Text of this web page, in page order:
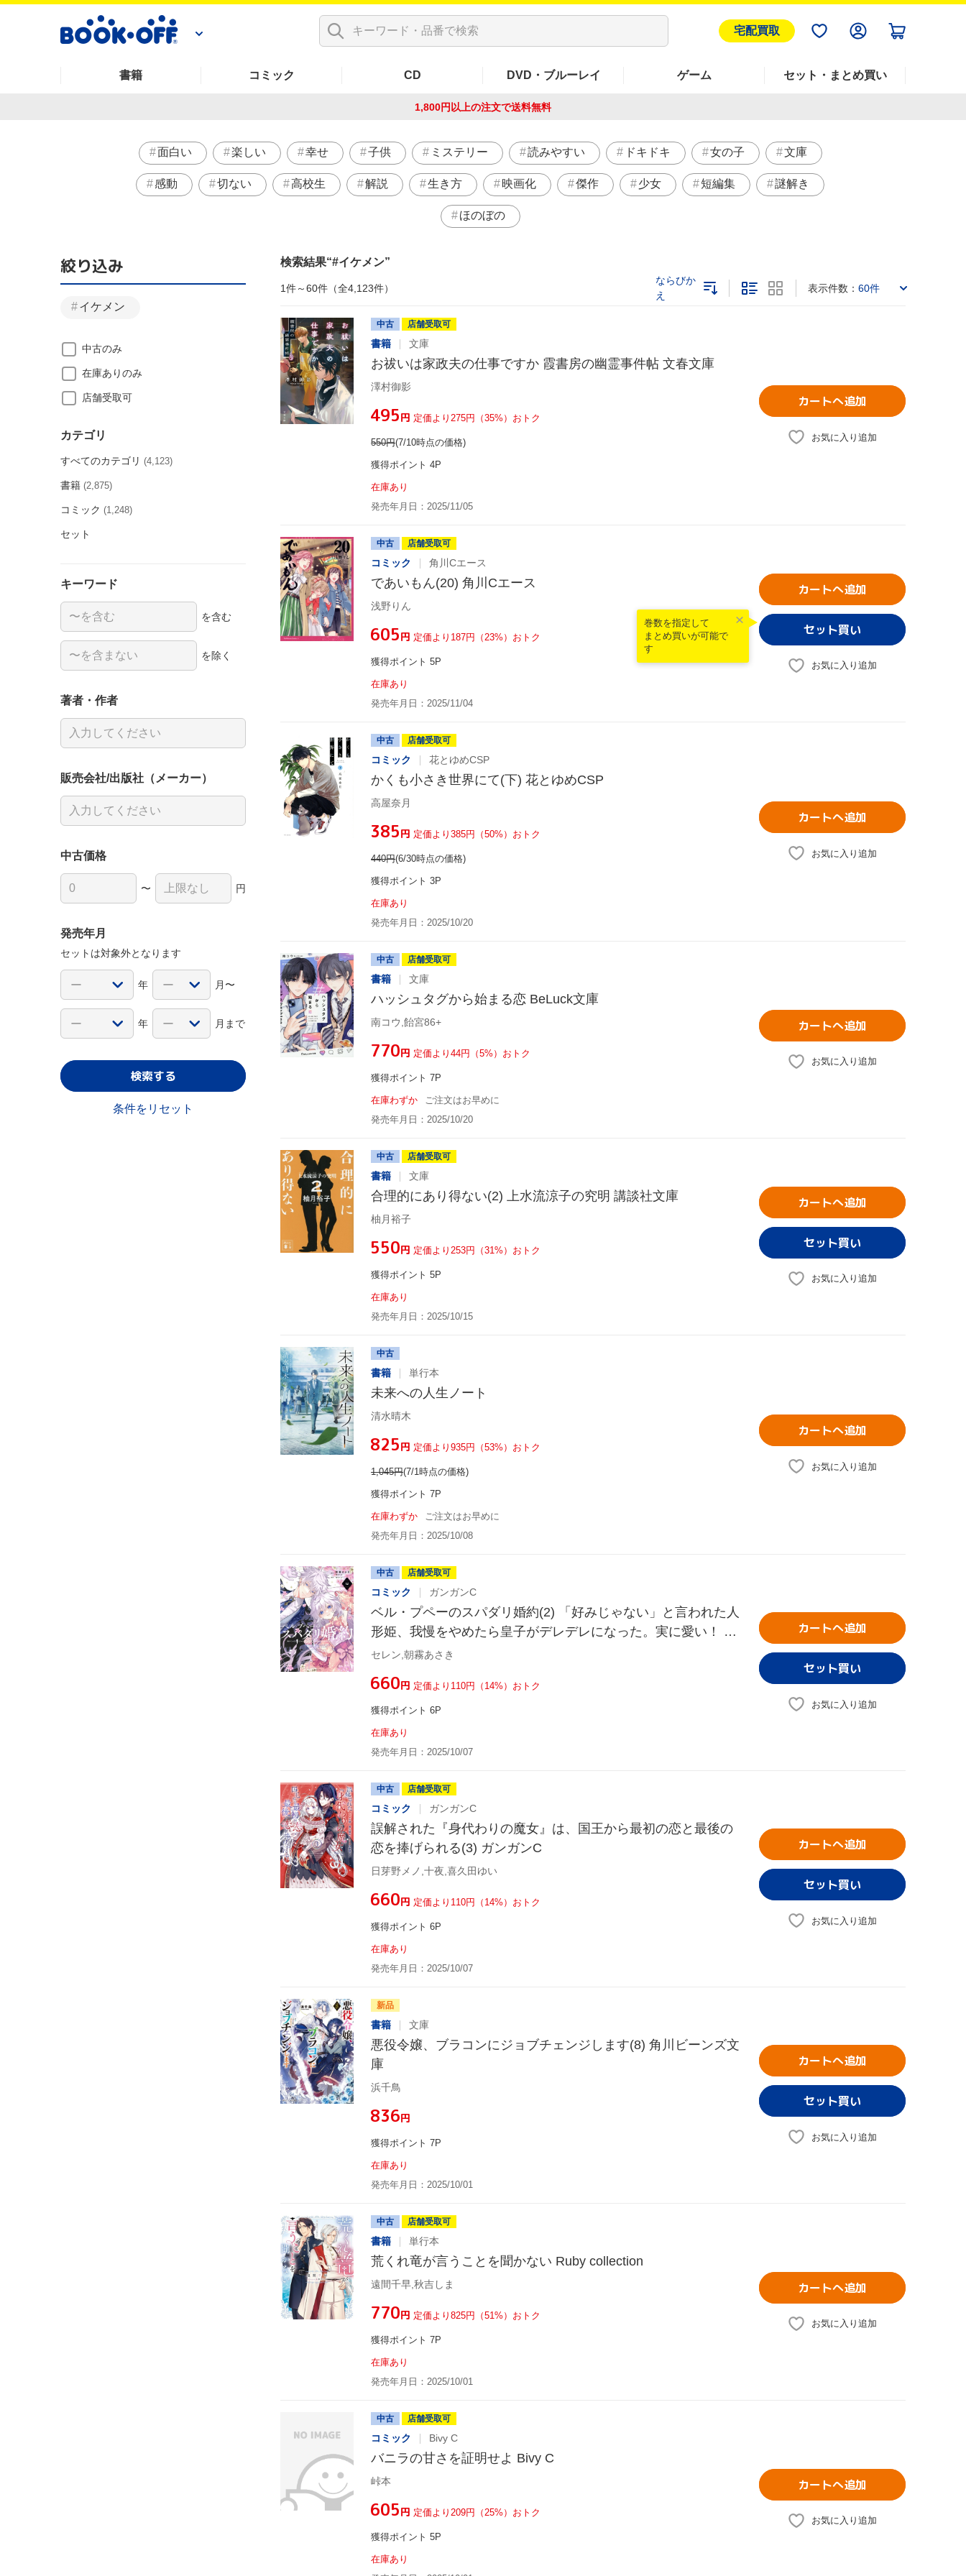
宅配買取
書籍 コミック CD DVD・ブルーレイ ゲーム セット・まとめ買い
1,800円以上の注文で送料無料
面白い 楽しい 幸せ 子供 ミステリー 読みやすい ドキドキ 女の子 文庫
感動 切ない 高校生 解説 生き方 映画化 傑作 少女 短編集 謎解き
ほのぼの
検索結果 #イケメン
1件～60件（全4,123件）
ならびか
え
表示件数： 60件
中古 店舗受取可
書籍 文庫
お祓いは家政夫の仕事ですか 霞書房の幽霊事件帖 文春文庫
澤村御影
¥495円 定価より275円（35%）おトク
550円(7/10時点の価格)
獲得ポイント 4P
在庫あり
発売年月日：2025/11/05
カートへ追加
お気に入り追加
中古 店舗受取可
コミック 角川Cエース
であいもん(20) 角川Cエース
浅野りん
¥605円 定価より187円（23%）おトク
獲得ポイント 5P
在庫あり
発売年月日：2025/11/04
カートへ追加
巻数を指定して
まとめ買いが可能で
す
お気に入り追加
中古 店舗受取可
コミック 花とゆめCSP
かくも小さき世界にて(下) 花とゆめCSP
高屋奈月
¥385円 定価より385円（50%）おトク
440円(6/30時点の価格)
獲得ポイント 3P
在庫あり
発売年月日：2025/10/20
カートへ追加
お気に入り追加
中古 店舗受取可
書籍 文庫
ハッシュタグから始まる恋 BeLuck文庫
南コウ,飴宮86+
¥770円 定価より44円（5%）おトク
獲得ポイント 7P
在庫わずか
ご注文はお早めに
発売年月日：2025/10/20
カートへ追加
お気に入り追加
中古 店舗受取可
書籍 文庫
合理的にあり得ない(2) 上水流涼子の究明 講談社文庫
柚月裕子
¥550円 定価より253円（31%）おトク
獲得ポイント 5P
在庫あり
発売年月日：2025/10/15
カートへ追加
お気に入り追加
中古
書籍 単行本
未来への人生ノート
清水晴木
¥825円 定価より935円（53%）おトク
1,045円(7/1時点の価格)
獲得ポイント 7P
在庫わずか
ご注文はお早めに
発売年月日：2025/10/08
カートへ追加
お気に入り追加
中古 店舗受取可
コミック ガンガンC
ベル・プペーのスパダリ婚約(2) 「好みじゃない」と言われた人
形姫、我慢をやめたら皇子がデレデレになった。実に愛い！ ガ
ンガンC
セレン,朝霧あさき
¥660円 定価より110円（14%）おトク
獲得ポイント 6P
在庫あり
発売年月日：2025/10/07
カートへ追加
お気に入り追加
中古 店舗受取可
コミック ガンガンC
誤解された『身代わりの魔女』は、国王から最初の恋と最後の
恋を捧げられる(3) ガンガンC
日芽野メノ,十夜,喜久田ゆい
¥660円 定価より110円（14%）おトク
獲得ポイント 6P
在庫あり
発売年月日：2025/10/07
カートへ追加
お気に入り追加
新品
書籍 文庫
悪役令嬢、ブラコンにジョブチェンジします(8) 角川ビーンズ文
庫
浜千鳥
¥836円
獲得ポイント 7P
在庫あり
発売年月日：2025/10/01
カートへ追加
お気に入り追加
中古 店舗受取可
書籍 単行本
荒くれ竜が言うことを聞かない Ruby collection
遠間千早,秋吉しま
¥770円 定価より825円（51%）おトク
獲得ポイント 7P
在庫あり
発売年月日：2025/10/01
カートへ追加
お気に入り追加
中古 店舗受取可
コミック Bivy C
バニラの甘さを証明せよ Bivy C
峠本
¥605円 定価より209円（25%）おトク
獲得ポイント 5P
在庫あり
カートへ追加
お気に入り追加
絞り込み
イケメン
中古のみ
在庫ありのみ
店舗受取可
カテゴリ
すべてのカテゴリ (4,123)
書籍 (2,875)
コミック (1,248)
セット
キーワード
を含む
を除く
著者・作者
販売会社/出版社（メーカー）
中古価格
〜 円
発売年月
セットは対象外となります
年 月〜
年 月まで
検索する
条件をリセット